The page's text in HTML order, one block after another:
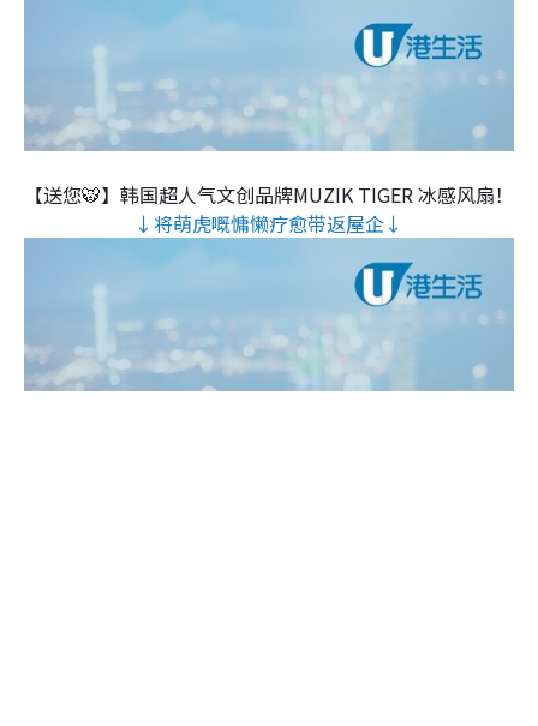
【送您🐯】韩国超人气文创品牌MUZIK TIGER 冰感风扇！
↓将萌虎嘅慵懒疗愈带返屋企↓